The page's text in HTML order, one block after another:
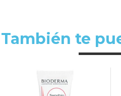
También te